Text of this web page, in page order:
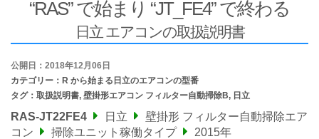
“RAS” で始まり “JT_FE4” で終わる
日立 エアコンの取扱説明書
公開日：2018年12月06日
カテゴリー： R から始まる日立のエアコンの型番
タグ： 取扱説明書, 壁掛形エアコン フィルター自動掃除B, 日立
RAS-JT22FE4 日立
壁掛形 フィルター自動掃除エア
コン
掃除ユニット稼働タイプ
2015年